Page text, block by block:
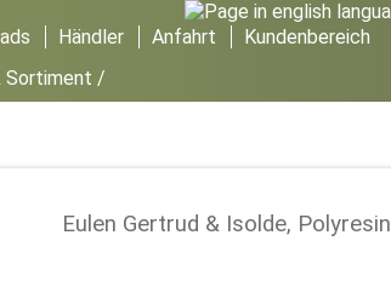
Händler Anfahrt
Kundenbereich
Sortiment /
Eulen Gertrud & Isolde, Polyresin